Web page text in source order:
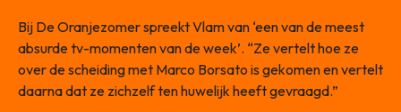
Bij De Oranjezomer spreekt Vlam van ‘een van de meest
absurde tv-momenten van de week’. “Ze vertelt hoe ze
over de scheiding met Marco Borsato is gekomen en vertelt
daarna dat ze zichzelf ten huwelijk heeft gevraagd.”